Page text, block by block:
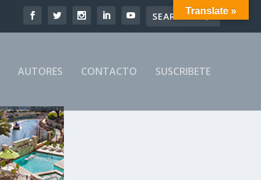
AUTORES CONTACTO SUSCRIBETE
Translate »